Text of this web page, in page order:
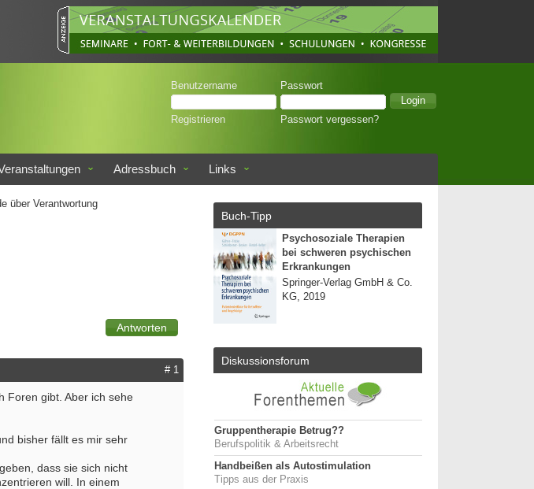
Benutzername Passwort
Registrieren Passwort vergessen?
Adressbuch Links
über Verantwortung
# 1
Foren gibt. Aber ich sehe
bisher fällt es mir sehr
dass sie sich nicht
will. In einem
Buch-Tipp
Psychosoziale Therapien
bei schweren psychischen
Erkrankungen
Springer-Verlag GmbH & Co.
KG, 2019
Diskussionsforum
Gruppentherapie Betrug??
Berufspolitik & Arbeitsrecht
Handbeißen als Autostimulation
Tipps aus der Praxis